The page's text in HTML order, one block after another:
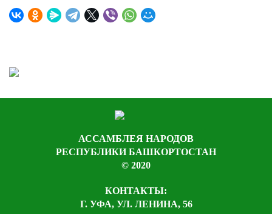
АССАМБЛЕЯ НАРОДОВ
РЕСПУБЛИКИ БАШКОРТОСТАН
© 2020
КОНТАКТЫ:
Г. УФА, УЛ. ЛЕНИНА, 56